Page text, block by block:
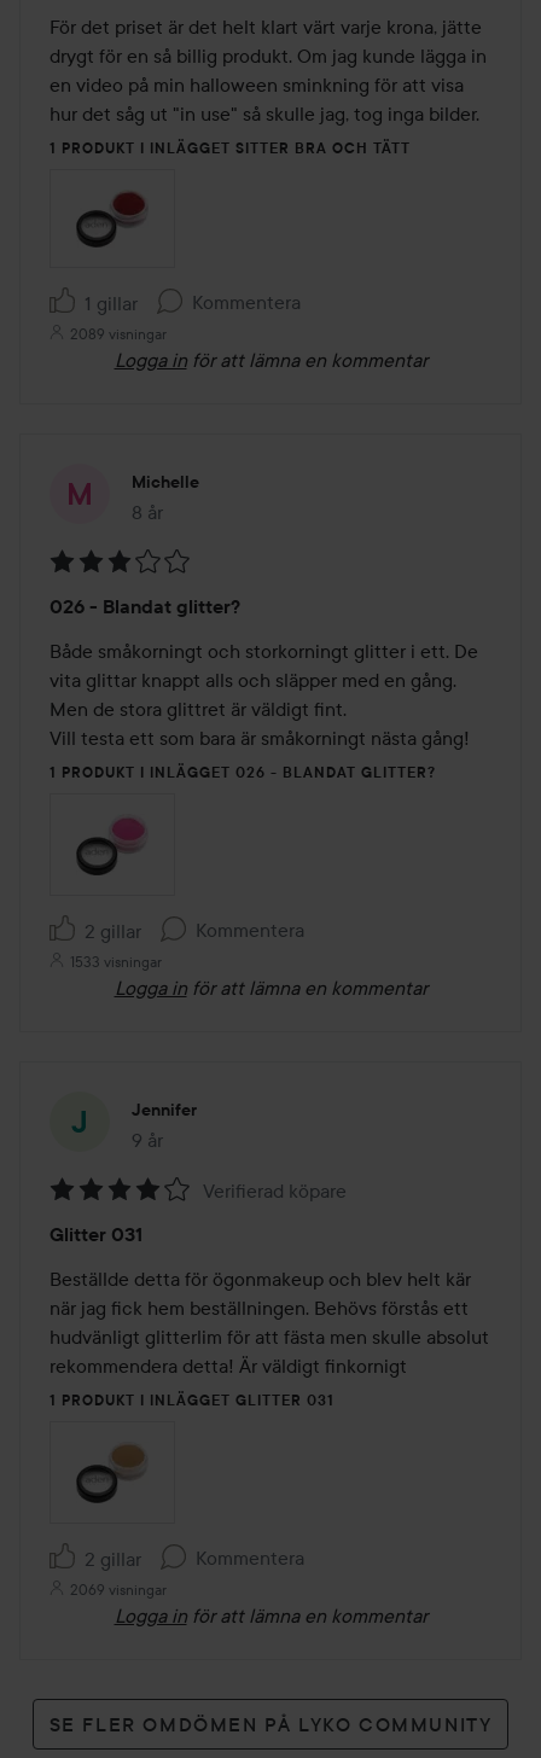
För det priset är det helt klart värt varje krona, jätte
drygt för en så billig produkt. Om jag kunde lägga in
en video på min halloween sminkning för att visa
hur det såg ut "in use" så skulle jag, tog inga bilder.
1 PRODUKT I INLÄGGET SITTER BRA OCH TÄTT
1 gillar Kommentera
2089 visningar
Logga in för att lämna en kommentar
Michelle
8 år
Inlägget skapades 8 år
3
av
5
026 - Blandat glitter?
Både småkorningt och storkorningt glitter i ett. De
vita glittar knappt alls och släpper med en gång.
Men de stora glittret är väldigt fint.
Vill testa ett som bara är småkorningt nästa gång!
1 PRODUKT I INLÄGGET 026 - BLANDAT GLITTER?
2 gillar Kommentera
1533 visningar
Logga in för att lämna en kommentar
Jennifer
9 år
Inlägget skapades 9 år
4
av
5
Verifierad köpare
Glitter 031
Beställde detta för ögonmakeup och blev helt kär
när jag fick hem beställningen. Behövs förstås ett
hudvänligt glitterlim för att fästa men skulle absolut
rekommendera detta! Är väldigt finkornigt
1 PRODUKT I INLÄGGET GLITTER 031
2 gillar Kommentera
2069 visningar
Logga in för att lämna en kommentar
SE FLER OMDÖMEN PÅ LYKO COMMUNITY